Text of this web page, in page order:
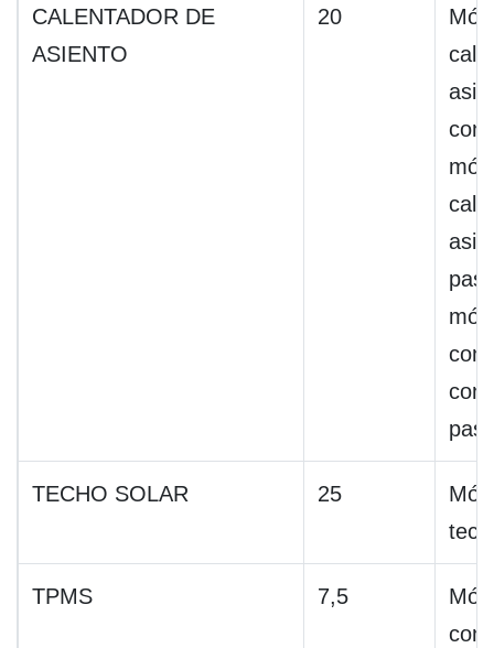
CALENTADOR DE
ASIENTO
20
TECHO SOLAR 25
TPMS 7,5